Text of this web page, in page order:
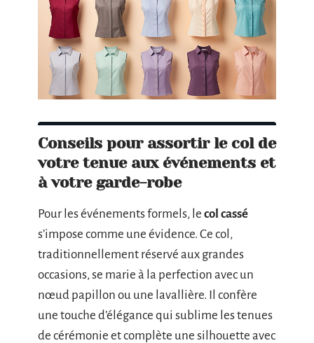
Conseils pour assortir le col de
votre tenue aux événements et
à votre garde-robe
Pour les événements formels, le col cassé
s’impose comme une évidence. Ce col,
traditionnellement réservé aux grandes
occasions, se marie à la perfection avec un
nœud papillon ou une lavallière. Il confère
une touche d’élégance qui sublime les tenues
de cérémonie et complète une silhouette avec